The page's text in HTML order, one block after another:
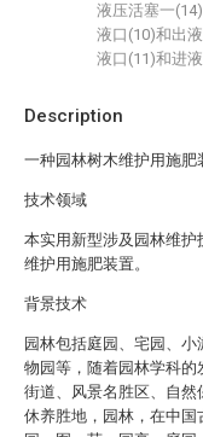
Description
一种园林树木维护用施肥
技术领域
本实用新型涉及园林维
维护用施肥装置。
背景技术
园林包括庭园、宅园、
物园等，随着园林学科的
街道、风景名胜区、自然
休养胜地，园林，在中
液压活塞一
液口(10)和出
液口(11)和进